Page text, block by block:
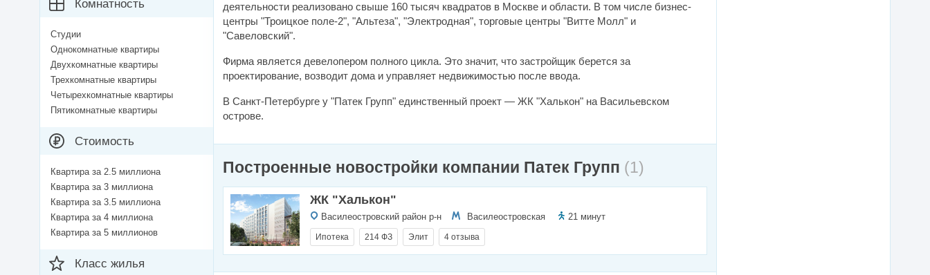
деятельности реализовано свыше 160 тысяч квадратов в Москве и области. В том числе бизнес-
центры "Троицкое поле-2", "Альтеза", "Электродная", торговые центры "Витте Молл" и
"Савеловский".
Фирма является девелопером полного цикла. Это значит, что застройщик берется за
проектирование, возводит дома и управляет недвижимостью после ввода.
В Санкт-Петербурге у "Патек Групп" единственный проект — ЖК "Халькон" на Васильевском
острове.
Построенные новостройки компании Патек Групп (1)
ЖК "Халькон"
Василеостровский район р-н Василеостровская 21 минут
Ипотека 214 ФЗ Элит 4 отзыва
Комнатность
Студии
Однокомнатные квартиры
Двухкомнатные квартиры
Трехкомнатные квартиры
Четырехкомнатные квартиры
Пятикомнатные квартиры
Стоимость
Квартира за 2.5 миллиона
Квартира за 3 миллиона
Квартира за 3.5 миллиона
Квартира за 4 миллиона
Квартира за 5 миллионов
Класс жилья